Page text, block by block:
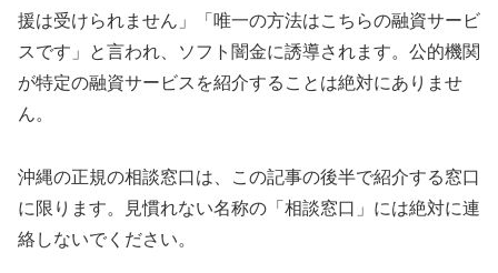
援は受けられません」「唯一の方法はこちらの融資サービ
スです」と言われ、ソフト闇金に誘導されます。公的機関
が特定の融資サービスを紹介することは絶対にありませ
ん。
沖縄の正規の相談窓口は、この記事の後半で紹介する窓口
に限ります。見慣れない名称の「相談窓口」には絶対に連
絡しないでください。